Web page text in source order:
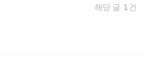
해당 글 1 건